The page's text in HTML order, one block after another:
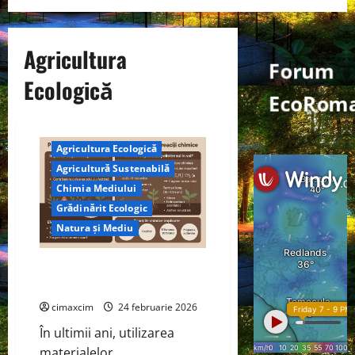
Agricultura
Ecologică
Agricultura Ecologică
Agricultură Sustenabilă
Chimia Mediului
Grădinărit Ecologic
Natura și Mediu
cimaxcim 24 februarie 2026
În ultimii ani, utilizarea
Forum